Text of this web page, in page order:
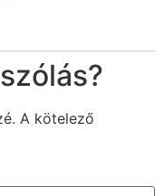
A kötelező